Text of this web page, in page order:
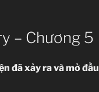
– Chương 5
đã xảy ra và mở đầu